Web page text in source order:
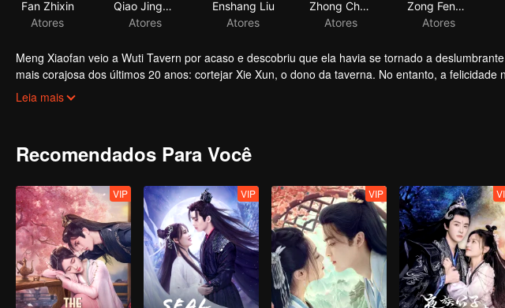
Fan Zhixin
Atores
Qiao Jingwen
Atores
Meng Xiaofan veio a Wuti Tavern por acaso e descobriu que ela havia se tornado a
mais corajosa dos últimos 20 anos: cortejar Xie Xun, o dono da taverna. No entanto, a
Yufan teve que escolher entre amor e pessoas...
Leia mais
Recomendados Para Você
VIP VIP VIP